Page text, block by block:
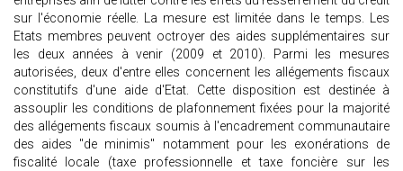
sur l'économie réelle. La mesure est limitée dans le temps. Les
Etats membres peuvent octroyer des aides supplémentaires sur
les deux années à venir (2009 et 2010). Parmi les mesures
autorisées, deux d'entre elles concernent les allégements fiscaux
constitutifs d'une aide d'Etat. Cette disposition est destinée à
assouplir les conditions de plafonnement fixées pour la majorité
des allégements fiscaux soumis à l'encadrement communautaire
des aides "de minimis" notamment pour les exonérations de
fiscalité locale (taxe professionnelle et taxe foncière sur les